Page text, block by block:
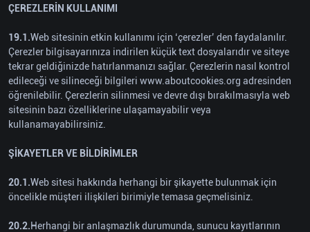
ÇEREZLERİN KULLANIMI
19.1.Web sitesinin etkin kullanımı için ‘çerezler’ den faydalanılır.
Çerezler bilgisayarınıza indirilen küçük text dosyalarıdır ve siteye
tekrar geldiğinizde hatırlanmanızı sağlar. Çerezlerin nasıl kontrol
edileceği ve silineceği bilgileri www.aboutcookies.org adresinden
öğrenilebilir. Çerezlerin silinmesi ve devre dışı bırakılmasıyla web
sitesinin bazı özelliklerine ulaşamayabilir veya
kullanamayabilirsiniz.
ŞİKAYETLER VE BİLDİRİMLER
20.1.Web sitesi hakkında herhangi bir şikayette bulunmak için
öncelikle müşteri ilişkileri birimiyle temasa geçmelisiniz.
20.2.Herhangi bir anlaşmazlık durumunda, sunucu kayıtlarının